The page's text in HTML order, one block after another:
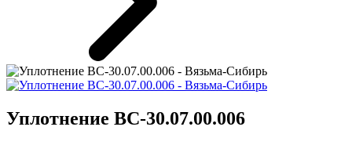
Уплотнение ВС-30.07.00.006